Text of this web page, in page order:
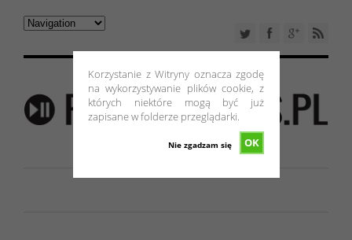
Korzystanie z Witryny oznacza zgodę
na wykorzystywanie plików cookie, z
których niektóre mogą być już
zapisane w folderze przeglądarki.
OK
Nie zgadzam się